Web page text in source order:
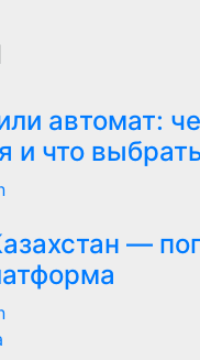
автомат:
и что
—